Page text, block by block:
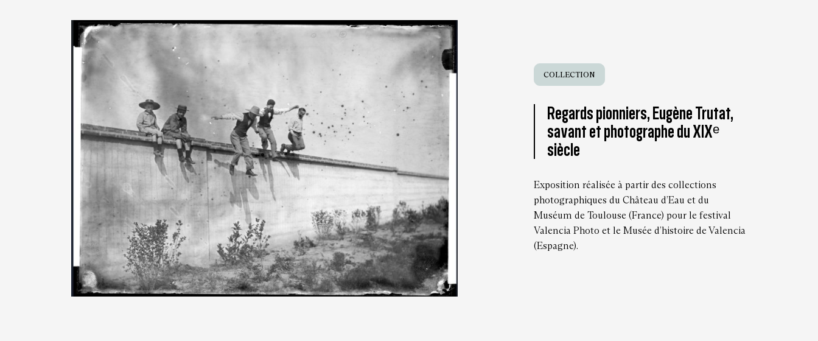
COLLECTION
Regards pionniers, Eugène Trutat,
savant et photographe du XIXᵉ
siècle
Exposition réalisée à partir des collections
photographiques du Château d’Eau et du
Muséum de Toulouse (France) pour le festival
Valencia Photo et le Musée d’histoire de Valencia
(Espagne).